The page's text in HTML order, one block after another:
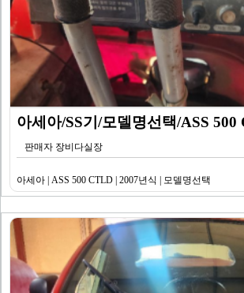
아세아/SS기/모델명선택/ASS
판매자 장비다실장
아세아 | ASS 500 CTLD | 2007년식 | 모델명선택